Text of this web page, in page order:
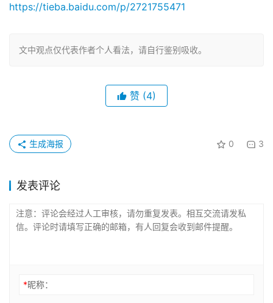
https://tieba.baidu.com/p/2721755471
文中观点仅代表作者个人看法，请自行鉴别吸收。
赞 (4)
0 3
生成海报
发表评论
*昵称：